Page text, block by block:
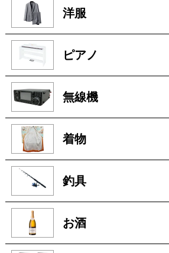
洋服
ピアノ
無線機
着物
釣具
お酒